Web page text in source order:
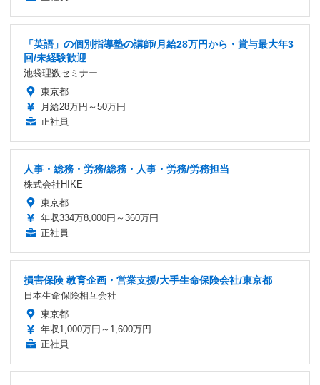
「英語」の個別指導塾の講師/月給28万円から・賞与最大年3
回/未経験歓迎
池袋理数セミナー
東京都
月給28万円～50万円
正社員
人事・総務・労務/総務・人事・労務/労務担当
株式会社HIKE
東京都
年収334万8,000円～360万円
正社員
損害保険 教育企画・営業支援/大手生命保険会社/東京都
日本生命保険相互会社
東京都
年収1,000万円～1,600万円
正社員